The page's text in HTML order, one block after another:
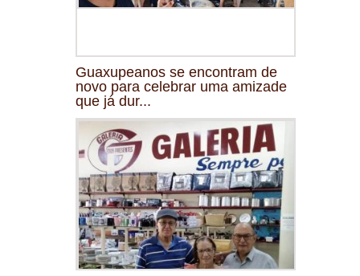
Guaxupeanos se encontram de
novo para celebrar uma amizade
que já dur...